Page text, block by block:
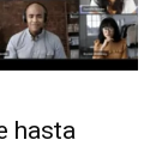
hasta